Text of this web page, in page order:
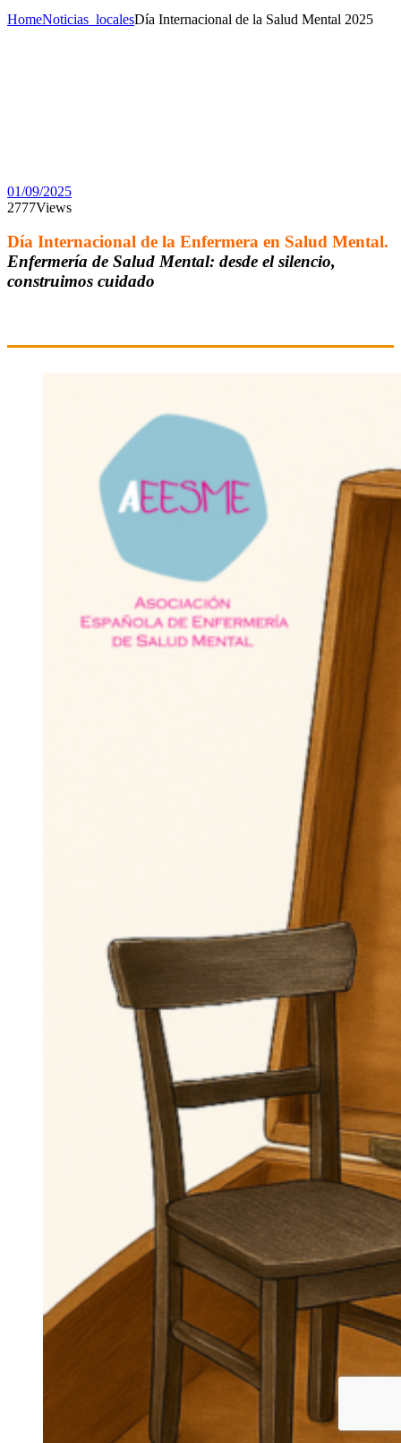
HomeNoticias_localesDía Internacional de la Salud Mental 2025
01/09/2025
2777Views
Día Internacional de la Enfermera en Salud Mental.
Enfermería de Salud Mental: desde el silencio,
construimos cuidado